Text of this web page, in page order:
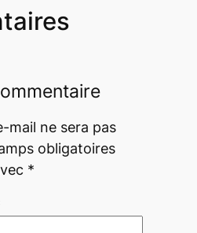
mail ne sera pas
obligatoires
*